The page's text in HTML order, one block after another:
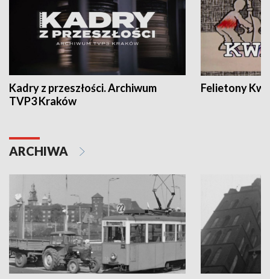
Kadry z przeszłości. Archiwum
TVP3 Kraków
Felietony
ARCHIWA